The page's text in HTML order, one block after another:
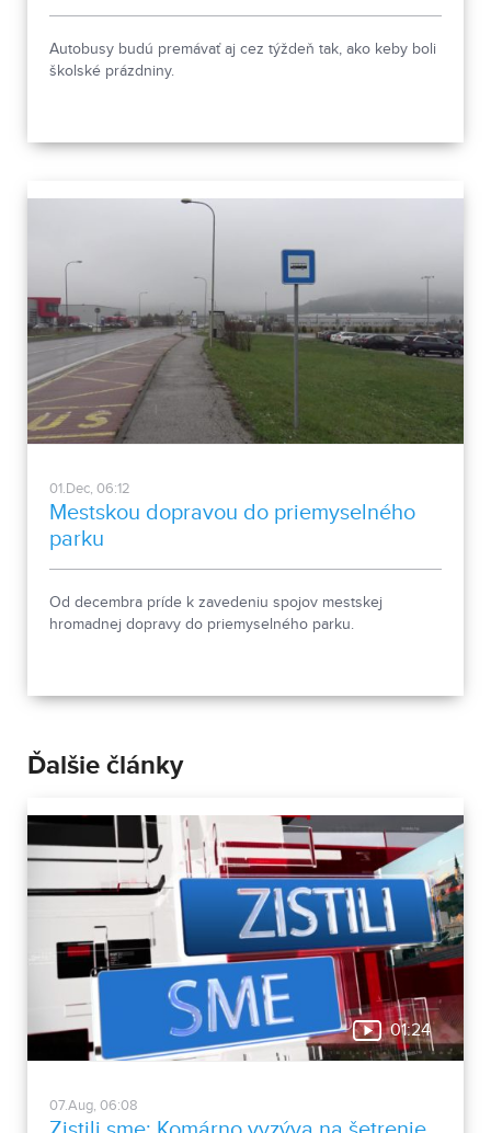
Autobusy budú premávať aj cez týždeň tak, ako keby boli
školské prázdniny.
01.Dec, 06:12
Mestskou dopravou do priemyselného
parku
Od decembra príde k zavedeniu spojov mestskej
hromadnej dopravy do priemyselného parku.
Ďalšie články
01:24
07.Aug, 06:08